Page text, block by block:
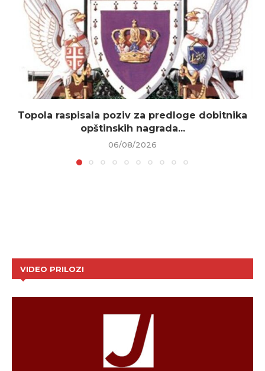
Topola raspisala poziv za predloge dobitnika
opštinskih nagrada...
06/08/2026
VIDEO PRILOZI